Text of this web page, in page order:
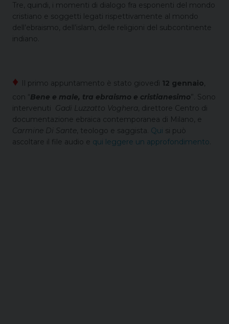
Tre, quindi, i momenti di dialogo fra esponenti del mondo
cristiano e soggetti legati rispettivamente al mondo
dell’ebraismo, dell’islam, delle religioni del subcontinente
indiano.
♦ Il primo appuntamento è stato giovedì 12 gennaio,
con “Bene e male, tra ebraismo e cristianesimo ”. Sono
intervenuti Gadi Luzzatto Voghera, direttore Centro di
documentazione ebraica contemporanea di Milano, e
Carmine Di Sante, teologo e saggista. Qui si può
ascoltare il file audio e qui leggere un approfondimento